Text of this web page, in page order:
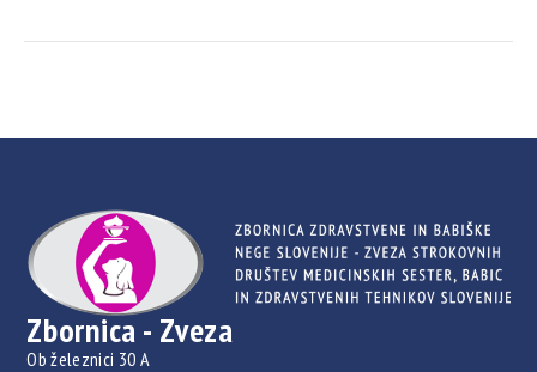
Zbornica - Zveza
Ob železnici 30 A